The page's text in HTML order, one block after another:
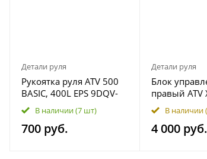
Детали руля
Рукоятка руля ATV 500
BASIC, 400L EPS 9DQV-
100005-3000
В наличии(7 шт)
700 руб.
Детали руля
Блок
правый ATV
9CRB-160700
В наличии
4 000 руб.